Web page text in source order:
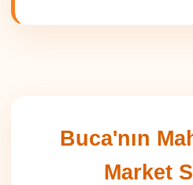
Buca'nın
Market